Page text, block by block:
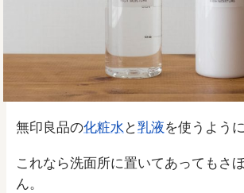
無印良品の化粧水 と乳液を使うよう
これなら洗面所に置いてあってもさ
ん。